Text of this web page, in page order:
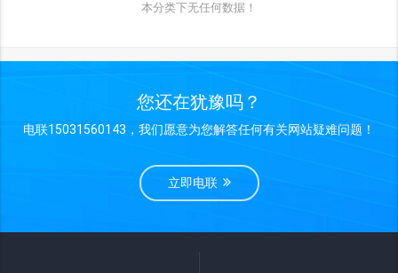
本分类下无任何数据！
您还在犹豫吗？
电联15031560143，我们愿意为您解答任何有关网站疑难问题！
立即电联